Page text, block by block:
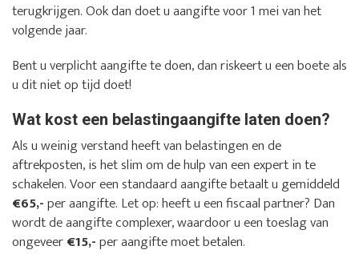
terugkrijgen. Ook dan doet u aangifte voor 1 mei van het
volgende jaar.
Bent u verplicht aangifte te doen, dan riskeert u een boete als
u dit niet op tijd doet!
Wat kost een belastingaangifte laten doen?
Als u weinig verstand heeft van belastingen en de
aftrekposten, is het slim om de hulp van een expert in te
schakelen. Voor een standaard aangifte betaalt u gemiddeld
€65,-per aangifte. Let op: heeft u een fiscaal partner? Dan
wordt de aangifte complexer, waardoor u een toeslag van
ongeveer€15,-per aangifte moet betalen.